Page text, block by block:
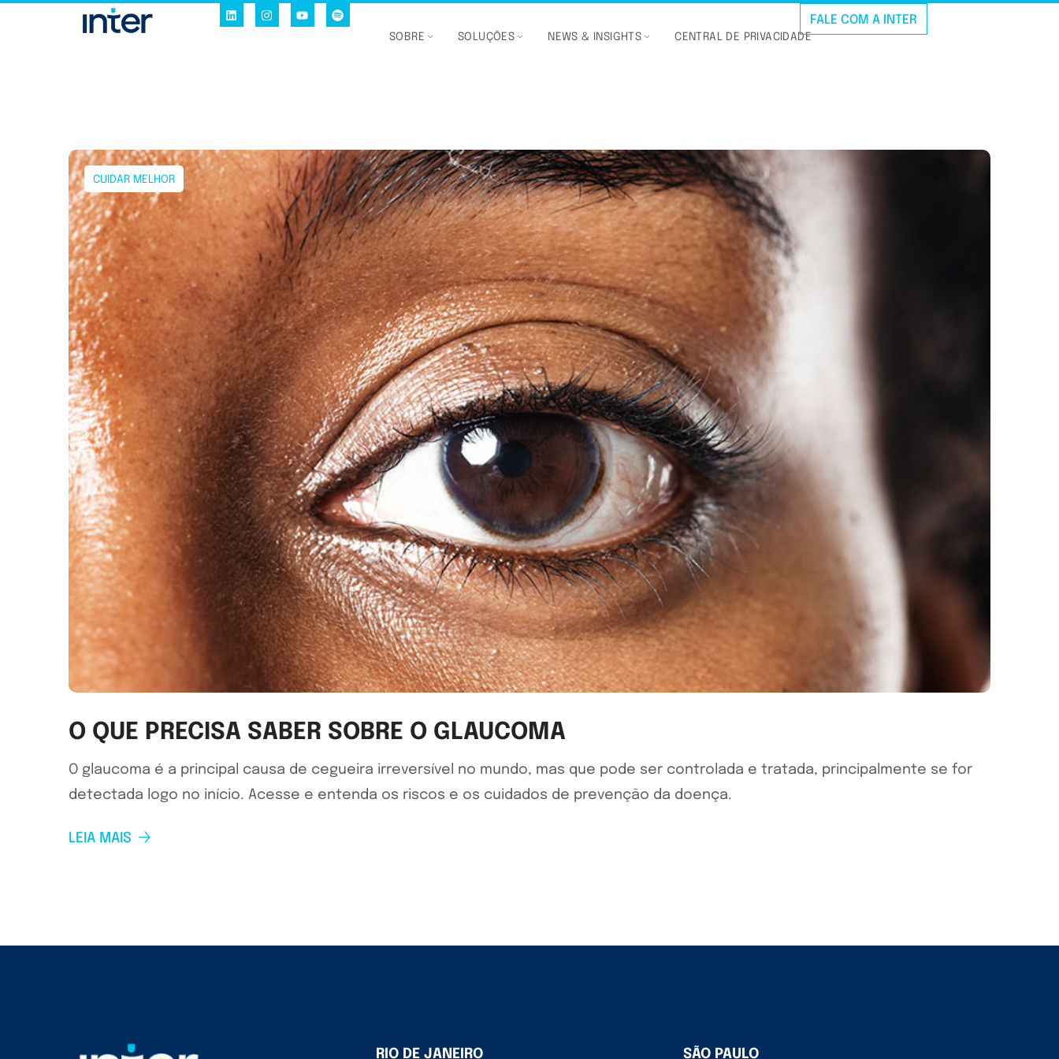
SOBRE SOLUÇÕES NEWS & INSIGHTS CENTRAL DE PRIVACIDADE
FALE COM A INTER
CUIDAR MELHOR
O QUE PRECISA SABER SOBRE O GLAUCOMA
O glaucoma é a principal causa de cegueira irreversível no mundo, mas que pode ser controlada e tratada, principalmente se for
detectada logo no início. Acesse e entenda os riscos e os cuidados de prevenção da doença.
LEIA MAIS
RIO DE JANEIRO SÃO PAULO